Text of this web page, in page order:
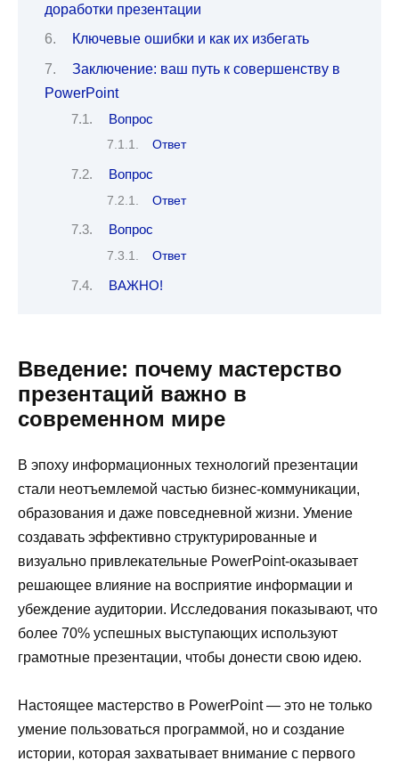
доработки презентации
Ключевые ошибки и как их избегать
Заключение: ваш путь к совершенству в
PowerPoint
Вопрос
Ответ
Вопрос
Ответ
Вопрос
Ответ
ВАЖНО!
Введение: почему мастерство
презентаций важно в
современном мире
В эпоху информационных технологий презентации
стали неотъемлемой частью бизнес-коммуникации,
образования и даже повседневной жизни. Умение
создавать эффективно структурированные и
визуально привлекательные PowerPoint-оказывает
решающее влияние на восприятие информации и
убеждение аудитории. Исследования показывают, что
более 70% успешных выступающих используют
грамотные презентации, чтобы донести свою идею.
Настоящее мастерство в PowerPoint — это не только
умение пользоваться программой, но и создание
истории, которая захватывает внимание с первого